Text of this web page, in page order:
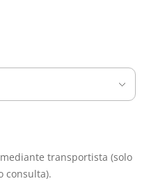
transportista (solo
consulta).